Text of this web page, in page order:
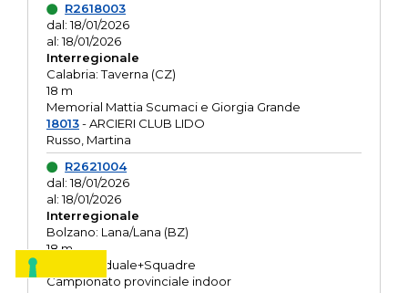
R2618003
dal: 18/01/2026
al: 18/01/2026
Interregionale
Calabria: Taverna (CZ)
18 m
Memorial Mattia Scumaci e Giorgia Grande
18013- ARCIERI CLUB LIDO
Russo, Martina
R2621004
dal: 18/01/2026
al: 18/01/2026
Interregionale
Bolzano: Lana/Lana (BZ)
18 m
O.R. Individuale+Squadre
Campionato provinciale indoor